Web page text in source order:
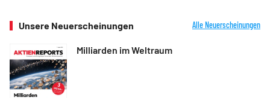
Unsere Neuerscheinungen Alle Neuerscheinungen
Milliarden im Weltraum